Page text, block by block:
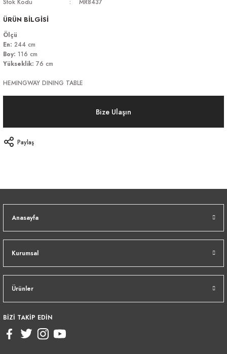
Stok Kodu
MR8437
ÜRÜN BİLGİSİ
Ölçü
En: 244 cm
Boy: 116 cm
Yükseklik: 76 cm
HEMINGWAY DINING TABLE
Bize Ulaşın
Paylaş
Anasayfa
Kurumsal
Ürünler
BİZİ TAKİP EDİN